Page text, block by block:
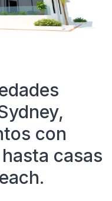
con
casas